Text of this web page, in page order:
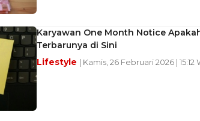
Karyawan One Month Notice
Terbarunya di Sini
Lifestyle | Kamis, 26 Februari 2026 | 15:12